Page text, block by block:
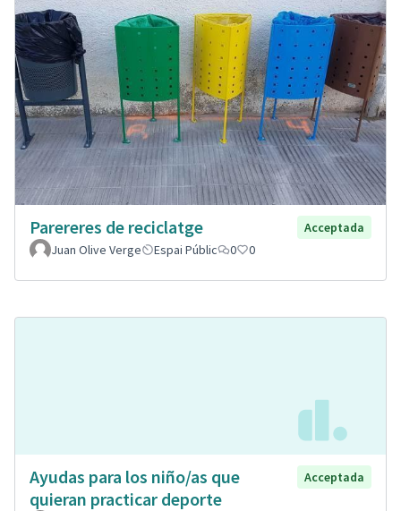
Parereres de reciclatge
Acceptada
Juan Olive Verge
Espai Públic 0 0
Ayudas para los niño/as que
quieran practicar deporte
Acceptada